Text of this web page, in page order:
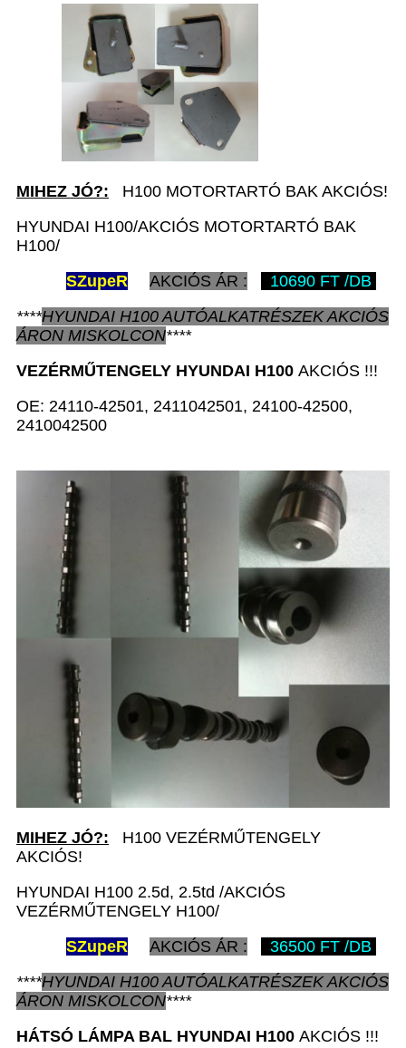
MIHEZ JÓ?: H100 MOTORTARTÓ BAK AKCIÓS!
HYUNDAI H100/AKCIÓS MOTORTARTÓ BAK
H100/
SZupeR AKCIÓS ÁR :
10690 FT /DB
****HYUNDAI H100 AUTÓALKATRÉSZEK AKCIÓS
ÁRON MISKOLCON****
VEZÉRMŰTENGELY HYUNDAI H100 AKCIÓS !!!
OE: 24110-42501, 2411042501, 24100-42500,
2410042500
MIHEZ JÓ?: H100 VEZÉRMŰTENGELY
AKCIÓS!
HYUNDAI H100 2.5d, 2.5td /AKCIÓS
VEZÉRMŰTENGELY H100/
SZupeR AKCIÓS ÁR :
36500 FT /DB
****HYUNDAI H100AUTÓALKATRÉSZEKAKCIÓS
ÁRON MISKOLCON****
HÁTSÓ LÁMPA BAL HYUNDAI H100 AKCIÓS !!!